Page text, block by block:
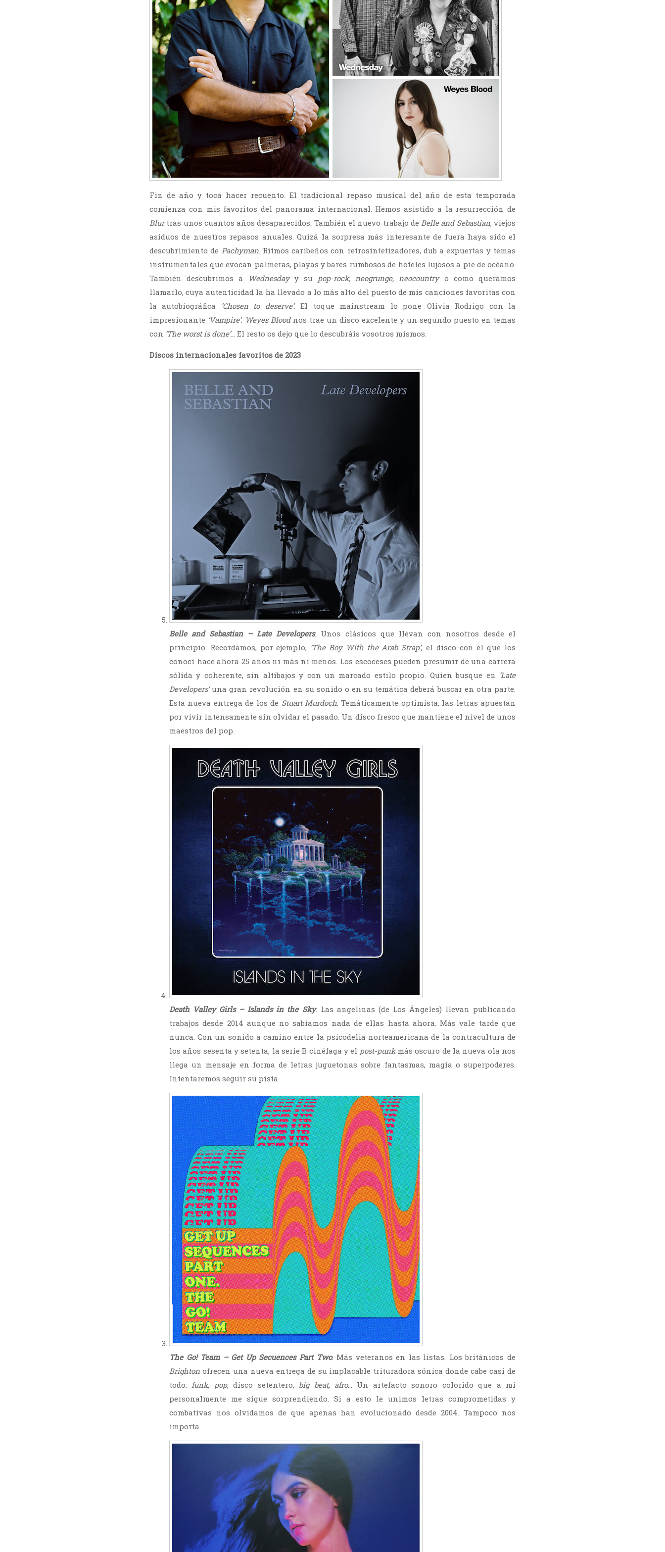
Fin de año y toca hacer recuento. El tradicional repaso musical del año de esta temporada
comienza con mis favoritos del panorama internacional. Hemos asistido a la resurrección de
Blurtras unos cuantos años desaparecidos. También el nuevo trabajo deBelle and Sebastian, viejos
asiduos de nuestros repasos anuales. Quizá la sorpresa más interesante de fuera haya sido el
descubrimiento de Pachyman. Ritmos caribeños con retrosintetizadores, dub a expuertas y temas
instrumentales que evocan palmeras, playas y bares rumbosos de hoteles lujosos a pie de océano.
También descubrimos a
Wednesdayy su pop-rock, neogrunge, neocountryo como queramos
llamarlo, cuya autenticidad la ha llevado a lo más alto del puesto de mis canciones favoritas con
la autobiográfica
‘Chosen to deserve’. El toque mainstream lo pone Olivia Rodrigo con la
impresionante ‘Vampire’. Weyes Bloodnos trae un disco excelente y un segundo puesto en temas
con ‘The worst is done’… El resto os dejo que lo descubráis vosotros mismos.
Discos internacionales favoritos de 2023
Belle and Sebastian – Late Developers. Unos clásicos que llevan con nosotros desde el
principio. Recordamos, por ejemplo, ‘The Boy With the Arab Strap’, el disco con el que los
conocí hace ahora 25 años ni más ni menos. Los escoceses pueden presumir de una carrera
sólida y coherente, sin altibajos y con un marcado estilo propio. Quien busque en ‘Late
Developers’una gran revolución en su sonido o en su temática deberá buscar en otra parte.
Esta nueva entrega de los de Stuart Murdoch. Temáticamente optimista, las letras apuestan
por vivir intensamente sin olvidar el pasado. Un disco fresco que mantiene el nivel de unos
maestros del pop.
Death Valley Girls – Islands in the Sky. Las angelinas (de Los Ángeles) llevan publicando
trabajos desde 2014 aunque no sabíamos nada de ellas hasta ahora. Más vale tarde que
nunca. Con un sonido a camino entre la psicodelia norteamericana de la contracultura de
los años sesenta y setenta, la serie B cinéfaga y el post-punkmás oscuro de la nueva ola nos
llega un mensaje en forma de letras juguetonas sobre fantasmas, magia o superpoderes.
Intentaremos seguir su pista.
The Go! Team – Get Up Secuences Part Two. Más veteranos en las listas. Los británicos de
Brighton ofrecen una nueva entrega de su implacable trituradora sónica donde cabe casi de
todo:funk, pop, disco setentero, big beat, afro… Un artefacto sonoro colorido que a mi
personalmente me sigue sorprendiendo. Si a esto le unimos letras comprometidas y
combativas nos olvidamos de que apenas han evolucionado desde 2004. Tampoco nos
importa.